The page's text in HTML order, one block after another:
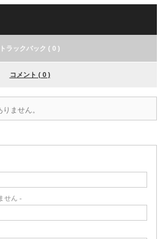
トラックバック ( 0 )
コメント ( 0 )
ません。
せん -